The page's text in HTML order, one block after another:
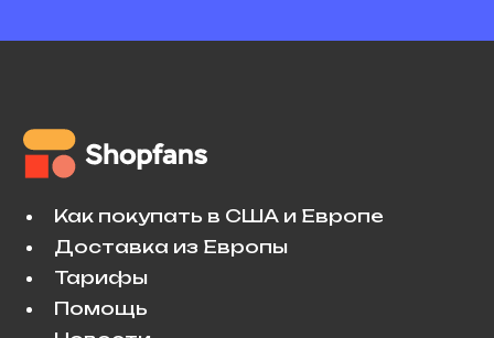
Как покупать в США и Европе
Доставка из Европы
Тарифы
Помощь